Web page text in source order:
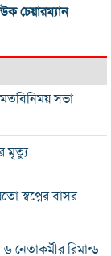
চেয়ারম্যান
মতবিনিময় সভা
মৃত্যু
স্বপ্নের বাসর
রিমান্ড